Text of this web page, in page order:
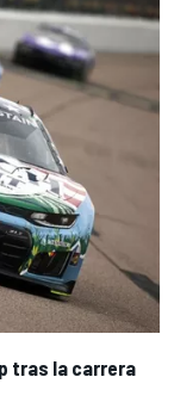
tras la carrera